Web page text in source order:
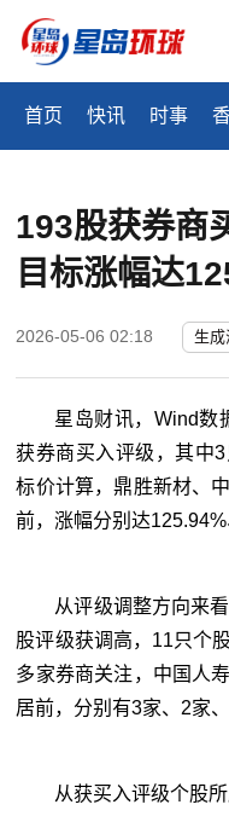
首页 快讯 时事
193股获券商
目标涨幅达
2026-05-06 02:18 生成
星岛财讯，Wind数
获券商买入评级，其中
标价计算，鼎胜新材、
前，涨幅分别达125.94%
从评级调整方向来
股评级获调高，11只个
多家券商关注，中国人
居前，分别有3家、2家
从获买入评级个股